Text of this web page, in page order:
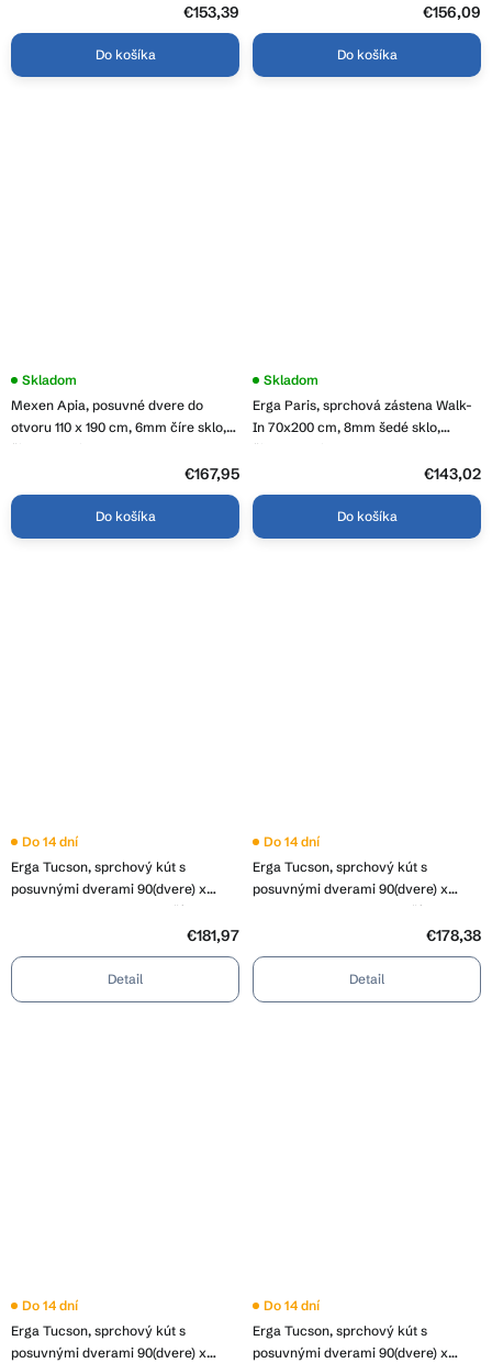
€153,39
Do košíka
€156,09
Do košíka
Mexen Apia, posuvné dvere do
otvoru 110 x 190 cm, 6mm číre sklo,
čierny profil, 845-110-000-70-00
Priemerné
produktu
je
4,3
Skladom
€167,95
Do košíka
Erga Paris, sprchová zástena Walk-
In 70x200 cm, 8mm šedé sklo,
čierny profil, ERG-V02-PARIS-
Skladom
€143,02
Do košíka
Erga Tucson, sprchový kút s
posuvnými dverami 90(dvere) x
120(dvere) x 190 cm, 6mm číre sklo,
čierny profil, ERG-S02-TUCSON-
D090D120-CL-BK
Do 14 dní
€181,97
Detail
Erga Tucson, sprchový kút s
posuvnými dverami 90(dvere) x
110(dvere) x 190 cm, 6mm číre sklo,
čierny profil, ERG-S02-TUCSON-
D090D110-CL-BK
Do 14 dní
€178,38
Detail
Erga Tucson, sprchový kút s
posuvnými dverami 90(dvere) x
Do 14 dní
Erga Tucson, sprchový kút s
posuvnými dverami 90(dvere) x
Do 14 dní